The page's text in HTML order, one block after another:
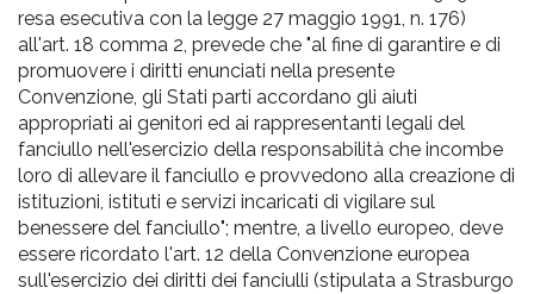
resa esecutiva con la legge 27 maggio 1991, n. 176)
all'art. 18 comma 2, prevede che "al fine di garantire e di
promuovere i diritti enunciati nella presente
Convenzione, gli Stati parti accordano gli aiuti
appropriati ai genitori ed ai rappresentanti legali del
fanciullo nell'esercizio della responsabilità che incombe
loro di allevare il fanciullo e provvedono alla creazione di
istituzioni, istituti e servizi incaricati di vigilare sul
benessere del fanciullo"; mentre, a livello europeo, deve
essere ricordato l'art. 12 della Convenzione europea
sull'esercizio dei diritti dei fanciulli (stipulata a Strasburgo